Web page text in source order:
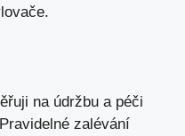
na údržbu a péči
zalévání